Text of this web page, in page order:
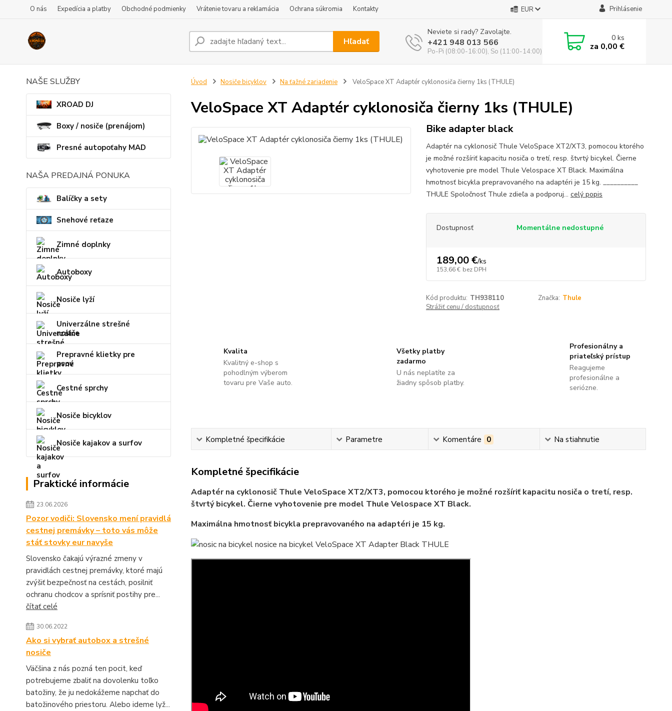
O nás Expedícia a platby Obchodné podmienky Vrátenie tovaru a reklamácia Ochrana súkromia Kontakty EUR Prihlásenie
Hľadať
Neviete si rady? Zavolajte.
+421 948 013 566
Po-Pi (08:00-16:00), So (11:00-14:00)
0ks
za 0,00 €
NAŠE SLUŽBY
XROAD DJ
Boxy / nosiče (prenájom)
Presné autopoťahy MAD
NAŠA PREDAJNÁ PONUKA
Balíčky a sety
Snehové reťaze
Zimné doplnky
Autoboxy
Nosiče lyží
Univerzálne strešné
nosiče
Prepravné klietky pre
psov
Cestné sprchy
Nosiče bicyklov
Nosiče kajakov a surfov
Praktické informácie
23.06.2026
Pozor vodiči: Slovensko mení pravidlá
cestnej premávky – toto vás môže
stáť stovky eur navyše
Slovensko čakajú výrazné zmeny v
pravidlách cestnej premávky, ktoré majú
zvýšiť bezpečnosť na cestách, posilniť
ochranu chodcov a sprísniť postihy pre...
čítať celé
30.06.2022
Ako si vybrať autobox a strešné
nosiče
Väčšina z nás pozná ten pocit, keď
potrebujeme zbaliť na dovolenku toľko
batožiny, že ju nedokážeme napchať do
batožinového priestoru. Alebo ideme lyž...
Úvod Nosiče bicyklov Na ťažné zariadenie VeloSpace XT Adaptér cyklonosiča čierny 1ks (THULE)
VeloSpace XT Adaptér cyklonosiča čierny 1ks (THULE)
Bike adapter black
Adaptér na cyklonosič Thule VeloSpace XT2/XT3, pomocou ktorého
je možné rozšíriť kapacitu nosiča o tretí, resp. štvrtý bicykel. Čierne
vyhotovenie pre model Thule Velospace XT Black. Maximálna
hmotnosť bicykla prepravovaného na adaptéri je 15 kg. __________
THULE Spoločnosť Thule zdieľa a podporuj... celý popis
Dostupnosť Momentálne nedostupné
189,00 €/ks
153,66 € bez DPH
Kód produktu: TH938110 Značka: Thule
Strážiť cenu / dostupnosť
Kvalita
Kvalitný e-shop s
pohodlným výberom
tovaru pre Vaše auto.
Všetky platby
zadarmo
U nás neplatíte za
žiadny spôsob platby.
Profesionálny a
priateľský prístup
Reagujeme
profesionálne a
seriózne.
Kompletné špecifikácie Parametre Komentáre 0 Na stiahnutie
Kompletné špecifikácie
Adaptér na cyklonosič Thule VeloSpace XT2/XT3, pomocou ktorého je možné rozšíriť kapacitu nosiča o tretí, resp.
štvrtý bicykel. Čierne vyhotovenie pre model Thule Velospace XT Black.
Maximálna hmotnosť bicykla prepravovaného na adaptéri je 15 kg.